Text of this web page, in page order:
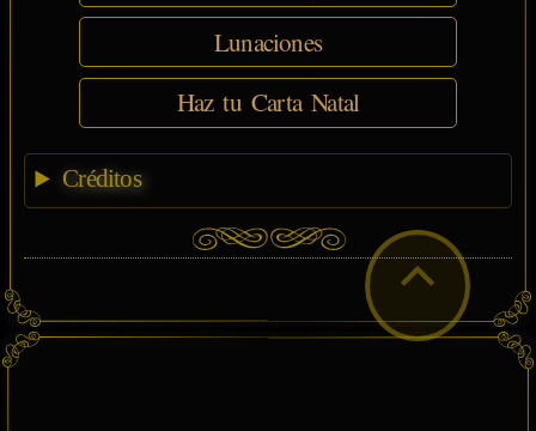
Lunaciones
Haz tu Carta Natal
Créditos